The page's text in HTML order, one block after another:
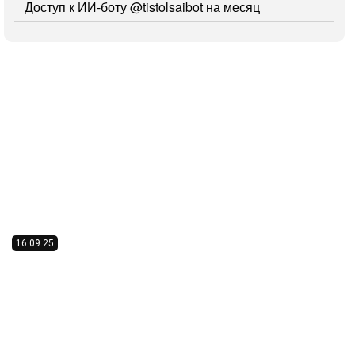
Доступ к ИИ-боту@tistolsaibot на месяц
16.09.25